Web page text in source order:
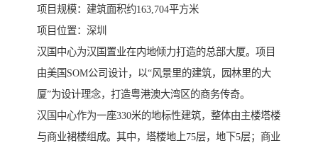
项目规模：建筑面积约163,704平方米
项目位置：深圳
汉国中心为汉国置业在内地倾力打造的总部大厦。项目
由美国SOM公司设计，以“风景里的建筑，园林里的大
厦”为设计理念，打造粤港澳大湾区的商务传奇。
汉国中心作为一座330米的地标性建筑，整体由主楼塔楼
与商业裙楼组成。其中，塔楼地上75层，地下5层；商业